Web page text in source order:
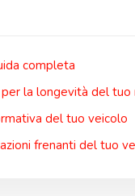
completa
la longevità del
del tuo veicolo
frenanti del tuo